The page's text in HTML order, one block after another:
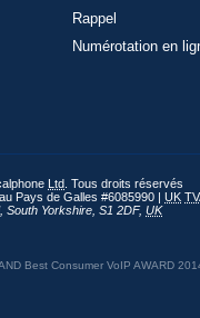
Rappel
Numérotation en
Ltd . Tous droits réservés
Pays de Galles #6085990 | UK
, South Yorkshire S1 2DF, UK
Best Consumer VoIP AWARD